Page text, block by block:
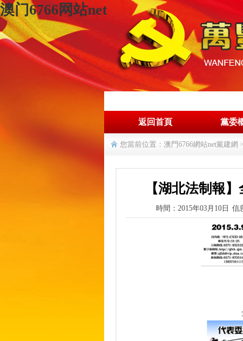
澳门6766网站net
返回首頁 黨委
您當前位置： 澳門6766網站net黨建網
【湖北法制報
時間：2015年03月10日 信